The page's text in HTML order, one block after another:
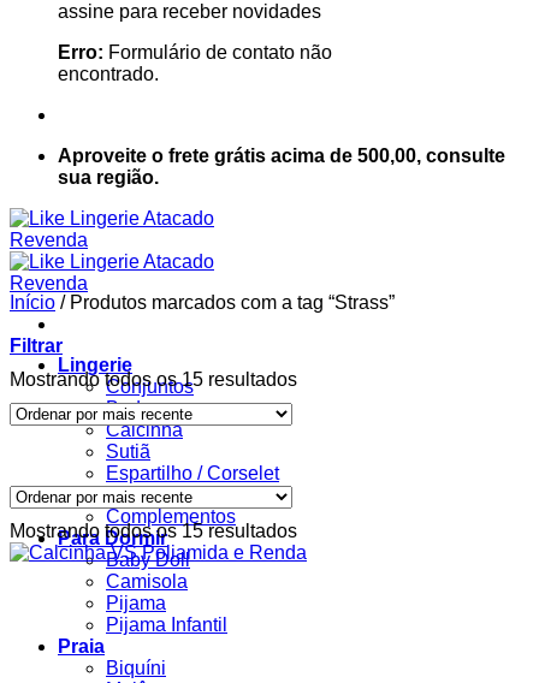
assine para receber novidades
Erro: Formulário de contato não
encontrado.
Aproveite o frete grátis acima de 500,00, consulte
sua região.
Lingerie
Conjuntos
Body
Calcinha
Sutiã
Espartilho / Corselet
Robe / Roupão
Complementos
Para Dormir
Baby Doll
Camisola
Pijama
Pijama Infantil
Praia
Biquíni
Início /Produtos marcados com a tag “Strass”
Filtrar
Mostrando todos os 15 resultadosClassificado
Mostrando todos os 15 resultadosClassificado
por